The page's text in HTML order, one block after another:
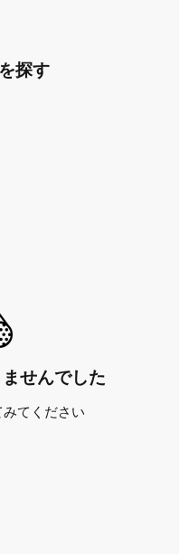
探す
せんでした
てください